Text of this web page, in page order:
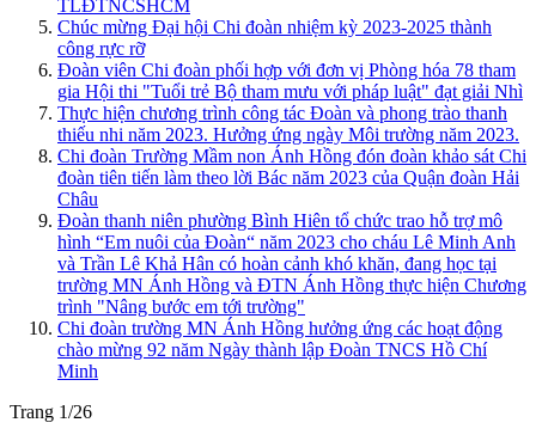
TLĐTNCSHCM
Chúc mừng Đại hội Chi đoàn nhiệm kỳ 2023-2025 thành
công rực rỡ
Đoàn viên Chi đoàn phối hợp với đơn vị Phòng hóa 78 tham
gia Hội thi "Tuổi trẻ Bộ tham mưu với pháp luật" đạt giải Nhì
Thực hiện chương trình công tác Đoàn và phong trào thanh
thiếu nhi năm 2023. Hưởng ứng ngày Môi trường năm 2023.
Chi đoàn Trường Mầm non Ánh Hồng đón đoàn khảo sát Chi
đoàn tiên tiến làm theo lời Bác năm 2023 của Quận đoàn Hải
Châu
Đoàn thanh niên phường Bình Hiên tổ chức trao hỗ trợ mô
hình “Em nuôi của Đoàn“ năm 2023 cho cháu Lê Minh Anh
và Trần Lê Khả Hân có hoàn cảnh khó khăn, đang học tại
trường MN Ánh Hồng và ĐTN Ánh Hồng thực hiện Chương
trình "Nâng bước em tới trường"
Chi đoàn trường MN Ánh Hồng hưởng ứng các hoạt động
chào mừng 92 năm Ngày thành lập Đoàn TNCS Hồ Chí
Minh
Trang 1/26